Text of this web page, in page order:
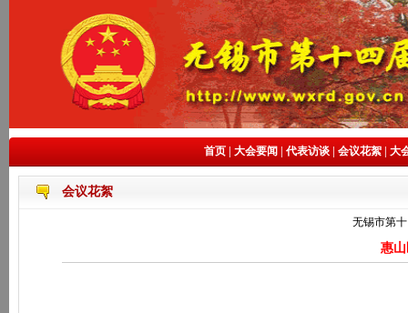
首页 大会要闻 代表访谈 会议花絮 大
会议花絮
无锡市第
惠